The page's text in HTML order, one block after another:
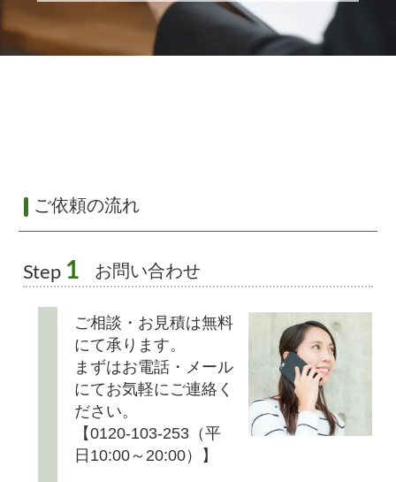
ご依頼の流れ
Step 1 お問い合わせ
ご相談・お見積は無料
にて承ります。
まずはお電話・メール
にてお気軽にご連絡く
ださい。
【0120-103-253（平
日10:00～20:00）】